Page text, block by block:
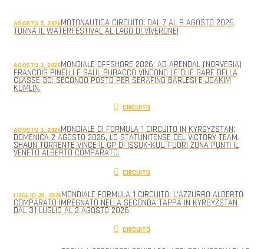
AGOSTO 5, 2026MOTONAUTICA CIRCUITO, DAL 7 AL 9 AGOSTO 2026
TORNA IL WATERFESTIVAL AL LAGO DI VIVERONE!
AGOSTO 3, 2026MONDIALE OFFSHORE 2026: AD ARENDAL (NORVEGIA)
FRANCOIS PINELLI E SAUL BUBACCO VINCONO LE DUE GARE DELLA
CLASSE 3D; SECONDO POSTO PER SERAFINO BARLESI E JOAKIM
KUMLIN.
CIRCUITO
AGOSTO 3, 2026MONDIALE DI FORMULA 1 CIRCUITO IN KYRGYZSTAN;
DOMENICA 2 AGOSTO 2026, LO STATUNITENSE DEL VICTORY TEAM
SHAUN TORRENTE VINCE IL GP DI ISSUK-KUL. FUORI ZONA PUNTI IL
VENETO ALBERTO COMPARATO.
CIRCUITO
LUGLIO 30, 2026MONDIALE FORMULA 1 CIRCUITO, L’AZZURRO ALBERTO
COMPARATO IMPEGNATO NELLA SECONDA TAPPA IN KYRGYZSTAN
DAL 31 LUGLIO AL 2 AGOSTO 2026
CIRCUITO